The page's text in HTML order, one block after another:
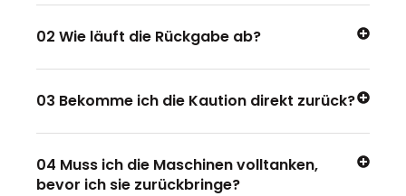
02 Wie läuft die Rückgabe ab?
03 Bekomme ich die Kaution direkt zurück?
04 Muss ich die Maschinen volltanken,
bevor ich sie zurückbringe?